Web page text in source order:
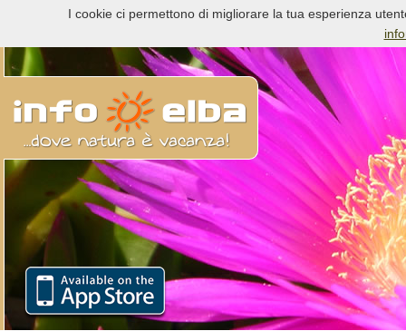
Un po' di
I cookie ci permettono di migliorare la tua esperienza